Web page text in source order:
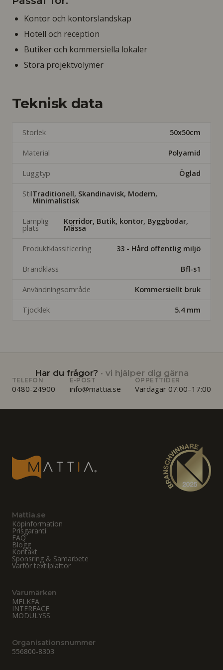
Kontor och kontorslandskap
Hotell och reception
Butiker och kommersiella lokaler
Stora projektvolymer
Teknisk data
Storlek 50x50cm
Material Polyamid
Luggtyp Öglad
StilTraditionell, Skandinavisk, Modern,
Minimalistisk
Lämplig
plats
Korridor, Butik, kontor, Byggbodar,
Mässa
Produktklassificering 33 - Hård offentlig miljö
Brandklass Bfl-s1
Användningsområde Kommersiellt bruk
Tjocklek 5.4 mm
Har du frågor? · vi hjälper dig gärna
TELEFON
0480-24900
E-POST
info@mattia.se
ÖPPETTIDER
Vardagar 07:00–17:00
Mattia.se
Köpinformation
Prisgaranti
FAQ
Blogg
Kontakt
Sponsring & Samarbete
Varför textilplattor
Varumärken
MELKEA
INTERFACE
MODULYSS
Organisationsnummer
556800-8303